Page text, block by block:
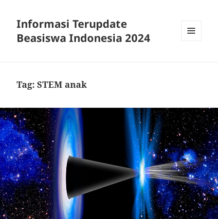
Informasi Terupdate
Beasiswa Indonesia 2024
Tag:STEM anak